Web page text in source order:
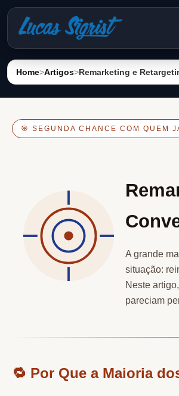
Home>Artigos>Remarketing e
🎯 SEGUNDA CHANCE COM QUEM
A grande
situação:
Neste
pareciam
🔁 Por Que a Maioria